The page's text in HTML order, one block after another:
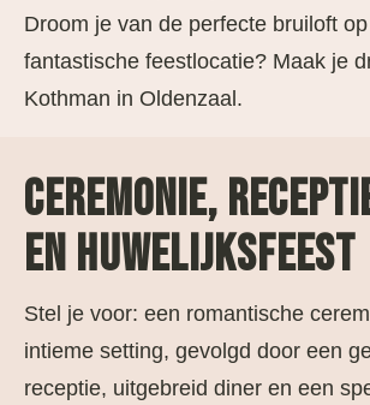
Droom je van de perfecte bruiloft
fantastische feestlocatie? Maak je
Kothman in Oldenzaal.
CEREMONIE,
EN HUWELIJKSFEEST
Stel je voor: een romantische
intieme setting, gevolgd door een
receptie, uitgebreid diner en een